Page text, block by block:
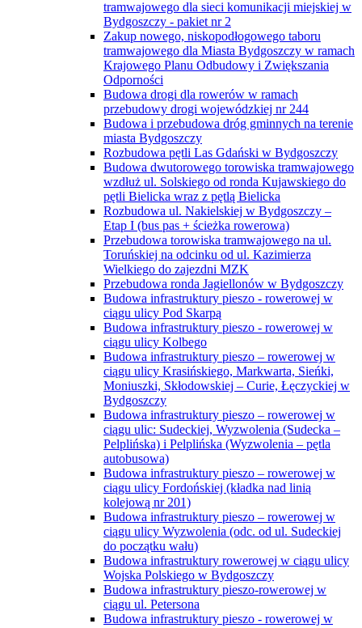
tramwajowego dla sieci komunikacji miejskiej w
Bydgoszczy - pakiet nr 2
Zakup nowego, niskopodłogowego taboru
tramwajowego dla Miasta Bydgoszczy w ramach
Krajowego Planu Odbudowy i Zwiększania
Odporności
Budowa drogi dla rowerów w ramach
przebudowy drogi wojewódzkiej nr 244
Budowa i przebudowa dróg gminnych na terenie
miasta Bydgoszczy
Rozbudowa pętli Las Gdański w Bydgoszczy
Budowa dwutorowego torowiska tramwajowego
wzdłuż ul. Solskiego od ronda Kujawskiego do
pętli Bielicka wraz z pętlą Bielicka
Rozbudowa ul. Nakielskiej w Bydgoszczy –
Etap I (bus pas + ścieżka rowerowa)
Przebudowa torowiska tramwajowego na ul.
Toruńskiej na odcinku od ul. Kazimierza
Wielkiego do zajezdni MZK
Przebudowa ronda Jagiellonów w Bydgoszczy
Budowa infrastruktury pieszo - rowerowej w
ciągu ulicy Pod Skarpą
Budowa infrastruktury pieszo - rowerowej w
ciągu ulicy Kolbego
Budowa infrastruktury pieszo – rowerowej w
ciągu ulicy Krasińskiego, Markwarta, Sieńki,
Moniuszki, Skłodowskiej – Curie, Łęczyckiej w
Bydgoszczy
Budowa infrastruktury pieszo – rowerowej w
ciągu ulic: Sudeckiej, Wyzwolenia (Sudecka –
Pelplińska) i Pelplińska (Wyzwolenia – pętla
autobusowa)
Budowa infrastruktury pieszo – rowerowej w
ciągu ulicy Fordońskiej (kładka nad linią
kolejową nr 201)
Budowa infrastruktury pieszo – rowerowej w
ciągu ulicy Wyzwolenia (odc. od ul. Sudeckiej
do początku wału)
Budowa infrastruktury rowerowej w ciągu ulicy
Wojska Polskiego w Bydgoszczy
Budowa infrastruktury pieszo-rowerowej w
ciągu ul. Petersona
Budowa infrastruktury pieszo - rowerowej w